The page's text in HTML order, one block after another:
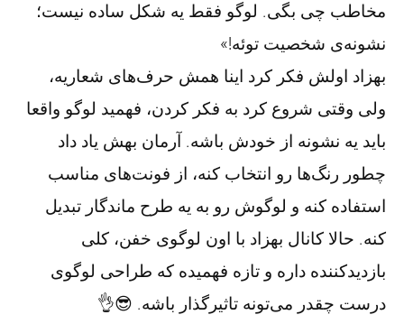
مخاطب چی بگی. لوگو فقط یه شکل ساده نیست؛
نشونه‌ی شخصیت توئه!»
بهزاد اولش فکر کرد اینا همش حرف‌های شعاریه،
ولی وقتی شروع کرد به فکر کردن، فهمید لوگو واقعا
باید یه نشونه از خودش باشه. آرمان بهش یاد داد
چطور رنگ‌ها رو انتخاب کنه، از فونت‌های مناسب
استفاده کنه و لوگوش رو به یه طرح ماندگار تبدیل
کنه. حالا کانال بهزاد با اون لوگوی خفن، کلی
بازدیدکننده داره و تازه فهمیده که طراحی لوگوی
درست چقدر می‌تونه تاثیرگذار باشه. 😎👌